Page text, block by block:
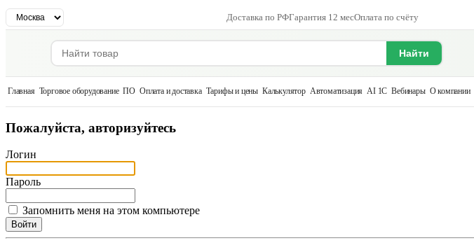
Доставка по РФГарантия 12 месОплата по счёту
Найти
Главная Торговое оборудование ПО Оплата и доставка Тарифы и цены Калькулятор Автоматизация AI 1С Вебинары О компании
Пожалуйста, авторизуйтесь
Логин
Пароль
Запомнить меня на этом компьютере